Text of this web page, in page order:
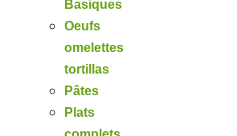
Basiques
Oeufs
omelettes
tortillas
Pâtes
Plats